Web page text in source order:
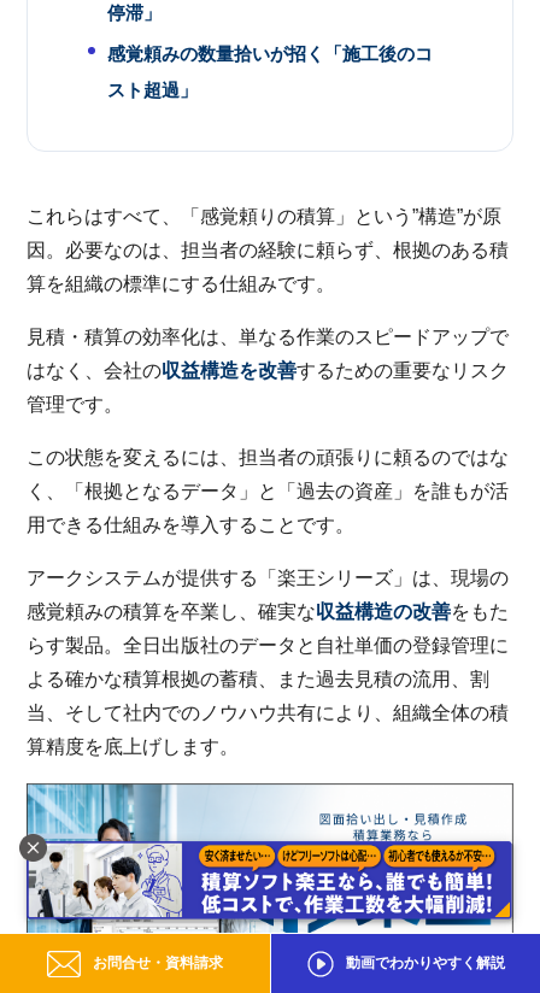
停滞」
感覚頼みの数量拾いが招く「施工後のコ
スト超過」
これらはすべて、「感覚頼りの積算」という”構造”が原
因。必要なのは、担当者の経験に頼らず、根拠のある積
算を組織の標準にする仕組みです。
見積・積算の効率化は、単なる作業のスピードアップで
はなく、会社の収益構造を改善するための重要なリスク
管理です。
この状態を変えるには、担当者の頑張りに頼るのではな
く、「根拠となるデータ」と「過去の資産」を誰もが活
用できる仕組みを導入することです。
アークシステムが提供する「楽王シリーズ」は、現場の
感覚頼みの積算を卒業し、確実な収益構造の改善をもた
らす製品。全日出版社のデータと自社単価の登録管理に
よる確かな積算根拠の蓄積、また過去見積の流用、割
当、そして社内でのノウハウ共有により、組織全体の積
算精度を底上げします。
お問合せ・資料請求 動画でわかりやすく解説